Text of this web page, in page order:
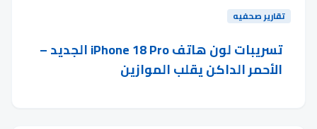
تقارير صحفيه
تسريبات لون هاتف iPhone 18 Pro الجديد –
الأحمر الداكن يقلب الموازين